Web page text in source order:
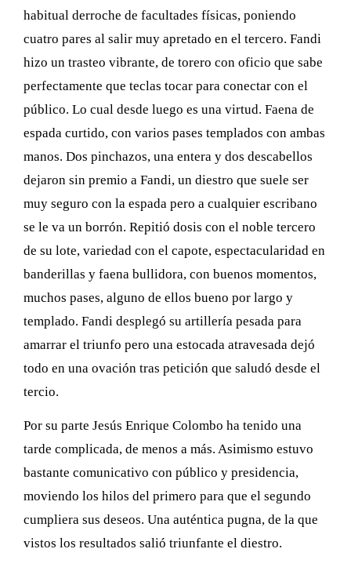
habitual derroche de facultades físicas, poniendo
cuatro pares al salir muy apretado en el tercero. Fandi
hizo un trasteo vibrante, de torero con oficio que sabe
perfectamente que teclas tocar para conectar con el
público. Lo cual desde luego es una virtud. Faena de
espada curtido, con varios pases templados con ambas
manos. Dos pinchazos, una entera y dos descabellos
dejaron sin premio a Fandi, un diestro que suele ser
muy seguro con la espada pero a cualquier escribano
se le va un borrón. Repitió dosis con el noble tercero
de su lote, variedad con el capote, espectacularidad en
banderillas y faena bullidora, con buenos momentos,
muchos pases, alguno de ellos bueno por largo y
templado. Fandi desplegó su artillería pesada para
amarrar el triunfo pero una estocada atravesada dejó
todo en una ovación tras petición que saludó desde el
tercio.
Por su parte Jesús Enrique Colombo ha tenido una
tarde complicada, de menos a más. Asimismo estuvo
bastante comunicativo con público y presidencia,
moviendo los hilos del primero para que el segundo
cumpliera sus deseos. Una auténtica pugna, de la que
vistos los resultados salió triunfante el diestro.